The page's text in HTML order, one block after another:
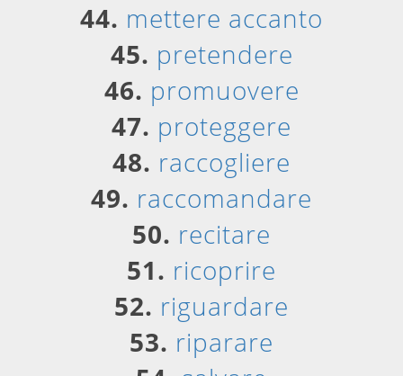
44. mettere accanto
45. pretendere
46. promuovere
47. proteggere
48. raccogliere
49. raccomandare
50. recitare
51. ricoprire
52. riguardare
53. riparare